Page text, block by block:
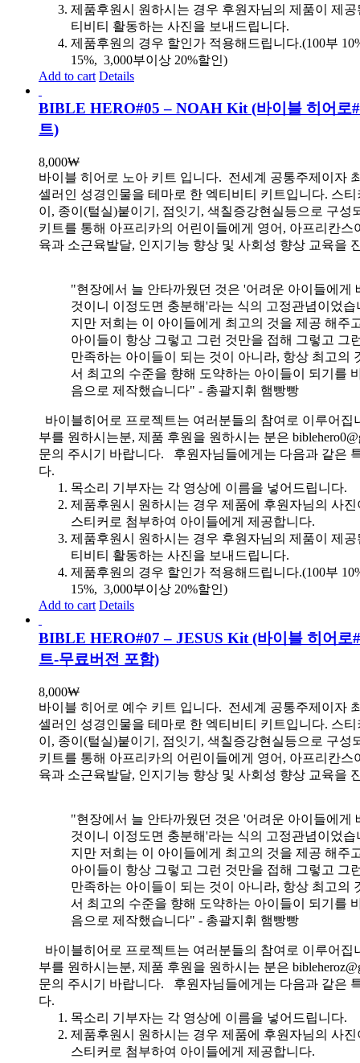
제품후원시 원하시는 경우 후원자님의 제품이 제
티비티 활동하는 사진을 보내드립니다.
제품후원의 경우 할인가 적용해드립니다.(100부
15%, 3,000부이상 20%할인)
Add to cart Details
BIBLE HERO#05 – NOAH Kit (바이블 히어로
트)
8,000₩
바이블 히어로 노아 키트 입니다. 전세계 공통주제이자
셀러인 성경인물을 테마로 한 엑티비티 키트입니다. 스
이, 종이(털실)붙이기, 점잇기, 색칠증강현실등으로 구성
키트를 통해 아프리카의 어린이들에게 영어, 아프리칸스
육과 소근육발달, 인지기능 향상 및 사회성 향상 교육을
"현장에서 늘 안타까웠던 것은 '어려운 아이들에게
것이니 이정도면 충분해'라는 식의 고정관념이었습
지만 저희는 이 아이들에게 최고의 것을 제공 해주
아이들이 항상 그렇고 그런 것만을 접해 그렇고 그
만족하는 아이들이 되는 것이 아니라, 항상 최고의
서 최고의 수준을 향해 도약하는 아이들이 되기를
음으로 제작했습니다" - 총괄지휘 햄빵빵
바이블히어로 프로젝트는 여러분들의 참여로 이루어집
부를 원하시는분, 제품 후원을 원하시는 분은
문의 주시기 바랍니다. 후원자님들에게는 다음과 같은
다.
목소리 기부자는 각 영상에 이름을 넣어드립니다.
제품후원시 원하시는 경우 제품에 후원자님의 사
스티커로 첨부하여 아이들에게 제공합니다.
제품후원시 원하시는 경우 후원자님의 제품이 제
티비티 활동하는 사진을 보내드립니다.
제품후원의 경우 할인가 적용해드립니다.(100부
15%, 3,000부이상 20%할인)
Add to cart Details
BIBLE HERO#07 – JESUS Kit (바이블 히어로
트-무료버전 포함)
8,000₩
바이블 히어로 예수 키트 입니다. 전세계 공통주제이자
셀러인 성경인물을 테마로 한 엑티비티 키트입니다. 스
이, 종이(털실)붙이기, 점잇기, 색칠증강현실등으로 구성
키트를 통해 아프리카의 어린이들에게 영어, 아프리칸스
육과 소근육발달, 인지기능 향상 및 사회성 향상 교육을
"현장에서 늘 안타까웠던 것은 '어려운 아이들에게
것이니 이정도면 충분해'라는 식의 고정관념이었습
지만 저희는 이 아이들에게 최고의 것을 제공 해주
아이들이 항상 그렇고 그런 것만을 접해 그렇고 그
만족하는 아이들이 되는 것이 아니라, 항상 최고의
서 최고의 수준을 향해 도약하는 아이들이 되기를
음으로 제작했습니다" - 총괄지휘 햄빵빵
바이블히어로 프로젝트는 여러분들의 참여로 이루어집
부를 원하시는분, 제품 후원을 원하시는 분은
문의 주시기 바랍니다. 후원자님들에게는 다음과 같은
다.
목소리 기부자는 각 영상에 이름을 넣어드립니다.
제품후원시 원하시는 경우 제품에 후원자님의 사
스티커로 첨부하여 아이들에게 제공합니다.